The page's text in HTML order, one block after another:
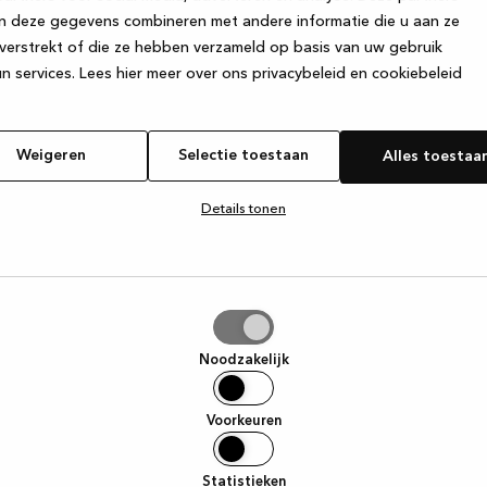
deze gegevens combineren met andere informatie die u aan ze
of die ze hebben verzameld op basis van uw gebruik
services. Lees hier meer over ons privacybeleid en cookiebeleid
Weigeren Selectie toestaan Alles
Details tonen
Noodzakelijk
Voorkeuren
Statistieken
has occurred while loadingwww.kvik.nl (see the